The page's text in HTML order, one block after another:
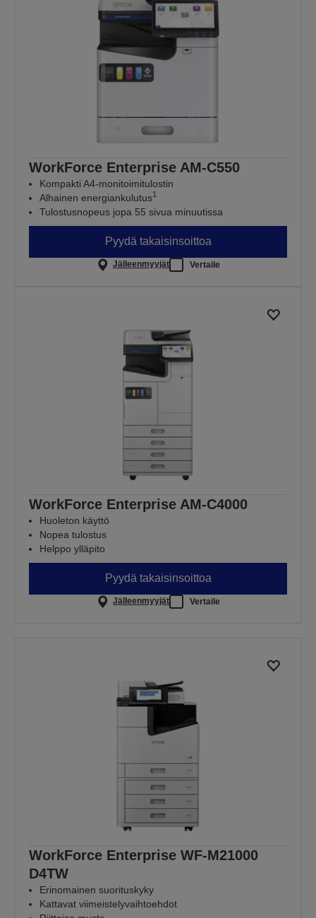
WorkForce Enterprise​ AM-C550
Kompakti A4-monitoimitulostin
Alhainen energiankulutus1
Tulostusnopeus jopa 55 sivua minuutissa
Pyydä takaisinsoittoa
Jälleenmyyjät Vertaile
WorkForce Enterprise AM-C4000
Huoleton käyttö
Nopea tulostus
Helppo ylläpito
Pyydä takaisinsoittoa
Jälleenmyyjät Vertaile
WorkForce Enterprise WF-M21000
D4TW
Erinomainen suorituskyky
Kattavat viimeistelyvaihtoehdot